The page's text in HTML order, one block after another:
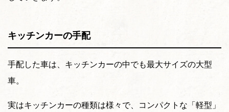
キッチンカーの手配
手配した車は、キッチンカーの中でも最大サイズの大型
車。
実はキッチンカーの種類は様々で、コンパクトな「軽型」